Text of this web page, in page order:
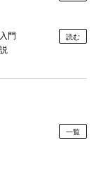
入門
読む
一覧